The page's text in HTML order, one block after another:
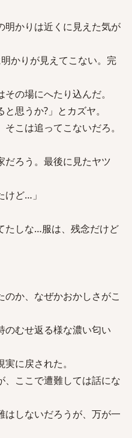
明かりは近くに見えた気が
かりが見えてこない。完
の場にへたり込んだ。
思うか?」とカズヤ。
こは追ってこないだろ。
ろう。最後に見たヤツ
ど…」
たしな…服は、残念だけど
か、なぜかおかしさがこ
のむせ返る様な濃い匂い
に戻された。
、ここで遭難しては話にな
はしないだろうが、万が一